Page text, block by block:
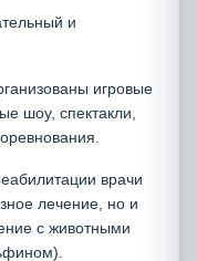
и
игровые
шоу, спектакли,
врачи
лечение, но и
с животными